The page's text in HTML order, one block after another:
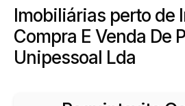
Imobiliárias perto de
Compra E Venda De
Unipessoal Lda